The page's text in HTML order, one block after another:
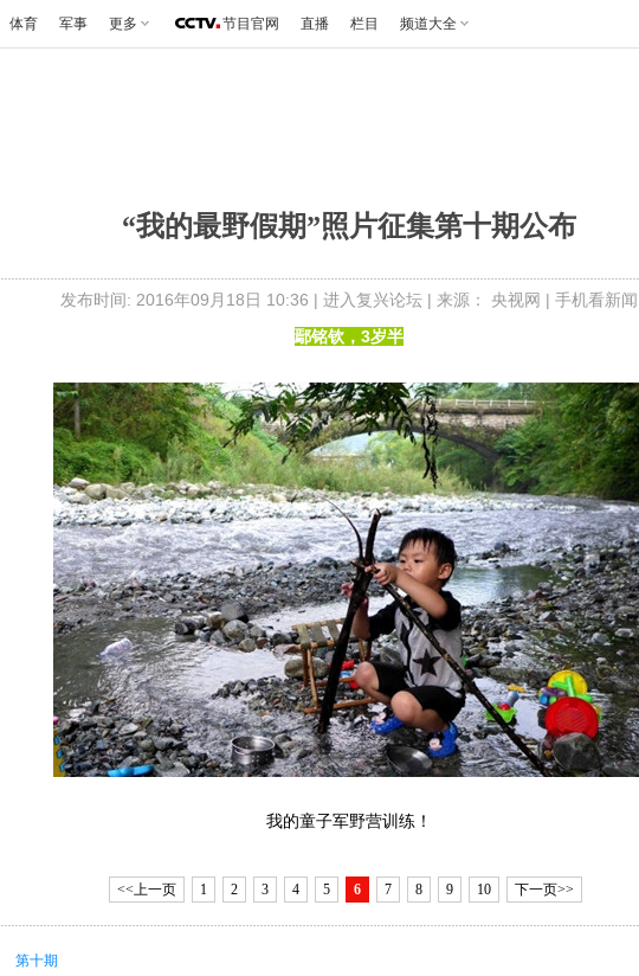
体育 军事 更多 节目官网 直播 栏目 频道大全
“我的最野假期”照片征集第十期公布
发布时间: 2016年09月18日 10:36 | 进入复兴论坛 | 来源： 央视网 | 手机看新闻
鄢铭钦，3岁半
我的童子军野营训练！
<<上一页 1 2 3 4 5 6 7 8 9 10 下一页>>
第十期